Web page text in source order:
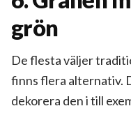
grön
De flesta väljer
finns flera alternativ.
dekorera den i till